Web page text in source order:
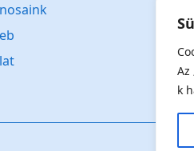
Az
k